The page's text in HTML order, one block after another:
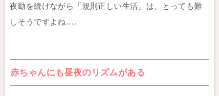
夜勤を続けながら「規則正しい生活」は、とっても難
しそうですよね…。
赤ちゃんにも昼夜のリズムがある